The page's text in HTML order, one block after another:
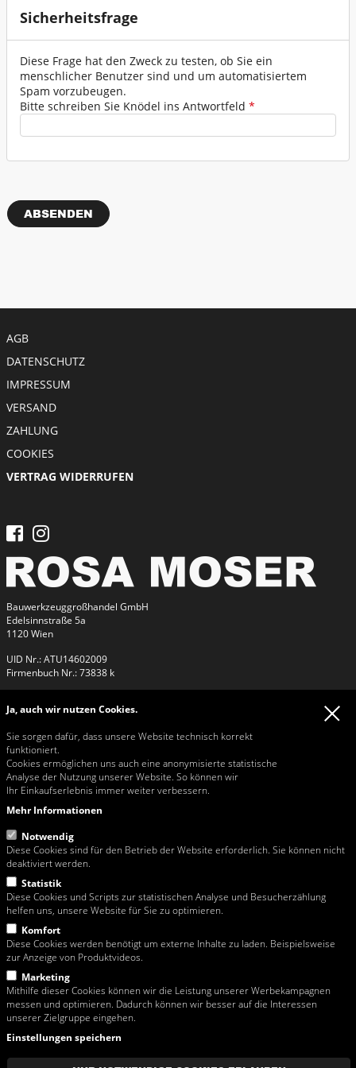
Ja, auch wir nutzen Cookies.
Sie sorgen dafür, dass unsere Website technisch korrekt
funktioniert.
Cookies ermöglichen uns auch eine anonymisierte statistische
Analyse der Nutzung unserer Website. So können wir
Ihr Einkaufserlebnis immer weiter verbessern.
Mehr Informationen
Notwendig
Diese Cookies sind für den Betrieb der Website erforderlich. Sie können nicht
deaktiviert werden.
Statistik
Diese Cookies und Scripts zur statistischen Analyse und Besucherzählung
helfen uns, unsere Website für Sie zu optimieren.
Komfort
Diese Cookies werden benötigt um externe Inhalte zu laden. Beispielsweise
zur Anzeige von Produktvideos.
Marketing
Mithilfe dieser Cookies können wir die Leistung unserer Werbekampagnen
messen und optimieren. Dadurch können wir besser auf die Interessen
unserer Zielgruppe eingehen.
Einstellungen speichern
Verkehrszeichen - Schilder
Werkzeuge - Werkstatt
Sicherheitsfrage
Diese Frage hat den Zweck zu testen, ob Sie ein
menschlicher Benutzer sind und um automatisiertem
Spam vorzubeugen.
Bitte schreiben Sie Knödel ins Antwortfeld *
Meta menu
AGB
DATENSCHUTZ
IMPRESSUM
VERSAND
ZAHLUNG
COOKIES
VERTRAG WIDERRUFEN
Bauwerkzeuggroßhandel GmbH
Edelsinnstraße 5a
1120 Wien
UID Nr.: ATU14602009
Firmenbuch Nr.: 73838 k
Kontakt
Fax: +43 / 1 / 815 42 32
Email:rosa@rosa-moser.at
Web:www.rosa-moser.at
Öffnungszeiten Büro & Verkauf
Mo - Mi 07:00-11:45 und 13:00-16:30
Fr 07:00-11:45
Link zur Streitbelegungsplattform der EU-Kommission
Diese Website richtet sich ausschließlich an Unternehmen.
Lieferungen in Wien erfolgen ab einem Netto (exkl. MwSt.!) Warenwert von
EUR 150,00 frei Haus. Tippfehler und Preisänderungen vorbehalten.
Sämtliche Abbildungen und Fotographien sind urheberrechtlich geschützt und
dürfen nur unter ausdrücklicher Zustimmung der Rosa Moser
Bauwerkzeuggrosshandel GmbH vervielfältigt oder verwendet werden.
Die Waren verbleiben im Eigentum der Rosa Moser
Kaufpreises.